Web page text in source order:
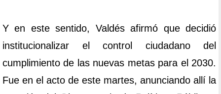
Y en este sentido, Valdés afirmó que decidió
institucionalizar el control ciudadano del
cumplimiento de las nuevas metas para el 2030.
Fue en el acto de este martes, anunciando allí la